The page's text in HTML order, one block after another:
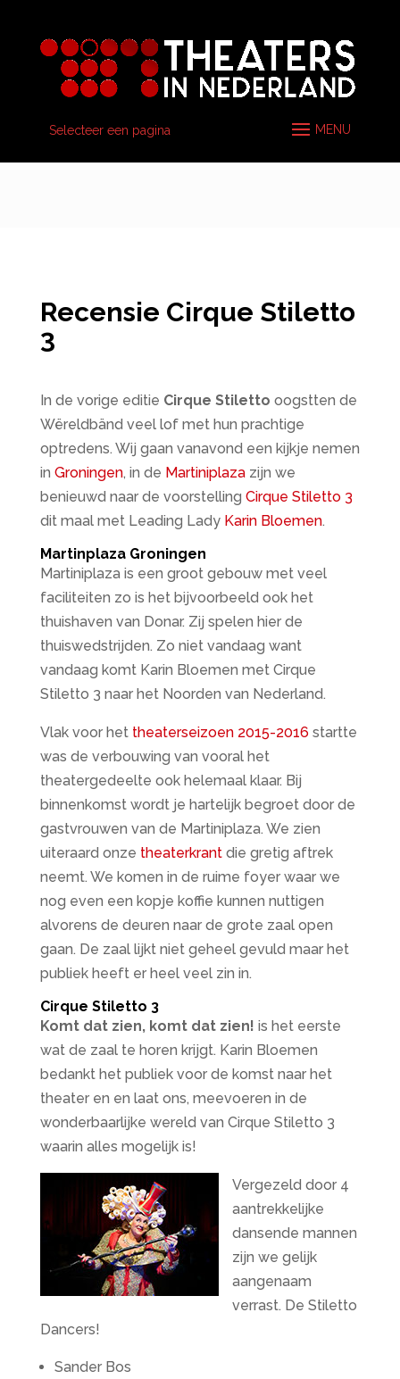
Selecteer een pagina
Recensie Cirque Stiletto
3
In de vorige editie Cirque Stiletto oogstten de
Wëreldbänd veel lof met hun prachtige
optredens. Wij gaan vanavond een kijkje nemen
in Groningen, in de Martiniplazazijn we
benieuwd naar de voorstelling Cirque Stiletto 3
dit maal met Leading Lady Karin Bloemen.
Martinplaza Groningen
Martiniplaza is een groot gebouw met veel
faciliteiten zo is het bijvoorbeeld ook het
thuishaven van Donar. Zij spelen hier de
thuiswedstrijden. Zo niet vandaag want
vandaag komt Karin Bloemen met Cirque
Stiletto 3 naar het Noorden van Nederland.
Vlak voor het theaterseizoen 2015-2016 startte
was de verbouwing van vooral het
theatergedeelte ook helemaal klaar. Bij
binnenkomst wordt je hartelijk begroet door de
gastvrouwen van de Martiniplaza. We zien
uiteraard onze theaterkrantdie gretig aftrek
neemt. We komen in de ruime foyer waar we
nog even een kopje koffie kunnen nuttigen
alvorens de deuren naar de grote zaal open
gaan. De zaal lijkt niet geheel gevuld maar het
publiek heeft er heel veel zin in.
Cirque Stiletto 3
Komt dat zien, komt dat zien! is het eerste
wat de zaal te horen krijgt. Karin Bloemen
bedankt het publiek voor de komst naar het
theater en en laat ons, meevoeren in de
wonderbaarlijke wereld van Cirque Stiletto 3
waarin alles mogelijk is!
Vergezeld door 4
aantrekkelijke
dansende mannen
zijn we gelijk
aangenaam
verrast. De Stiletto
Dancers!
Sander Bos